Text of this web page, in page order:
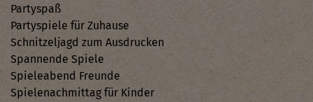
Partyspaß
Partyspiele für Zuhause
Schnitzeljagd zum Ausdrucken
Spannende Spiele
Spieleabend Freunde
Spielenachmittag für Kinder